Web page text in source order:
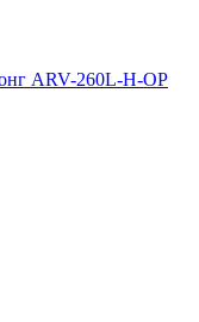
ARV-260L-H-OP